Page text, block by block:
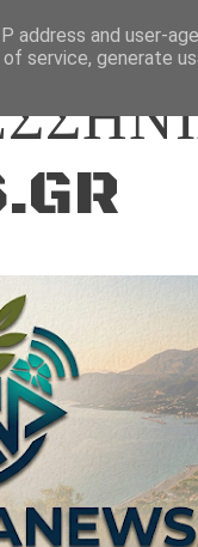
address and user-
service, generate